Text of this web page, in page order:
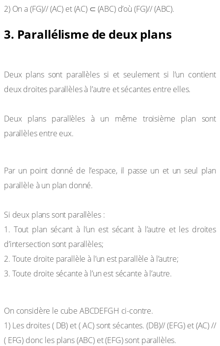
2) On a (FG)// (AC) et (AC) ⊂ (ABC) d’où (FG)// (ABC).
3. Parallélisme de deux plans
Deux plans sont parallèles si et seulement si l’un contient
deux droites parallèles à l’autre et sécantes entre elles.
Deux plans parallèles à un même troisième plan sont
parallèles entre eux.
Par un point donné de l’espace, il passe un et un seul plan
parallèle à un plan donné.
Si deux plans sont parallèles :
1. Tout plan sécant à l’un est sécant à l’autre et les droites
d’intersection sont parallèles;
2. Toute droite parallèle à l’un est parallèle à l’autre;
3. Toute droite sécante à l’un est sécante à l’autre.
On considère le cube ABCDEFGH ci-contre.
1) Les droites ( DB) et ( AC) sont sécantes. (DB)// (EFG) et (AC) //
( EFG) donc les plans (ABC) et (EFG) sont parallèles.